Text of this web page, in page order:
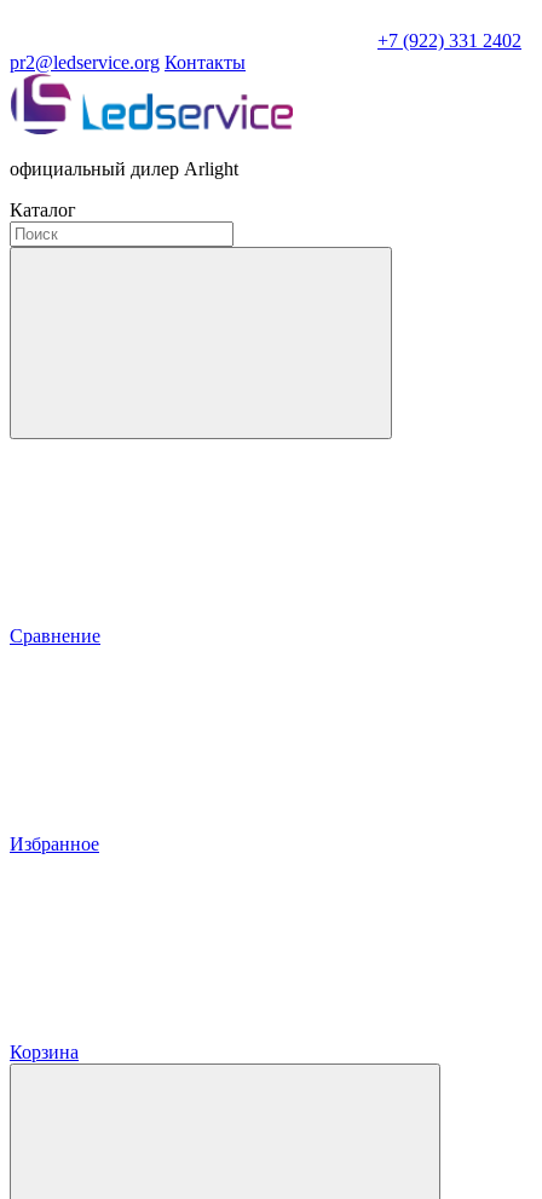
+7 (922) 331 2402
pr2@ledservice.org Контакты
официальный дилер Arlight
Каталог
Сравнение
Избранное
Корзина